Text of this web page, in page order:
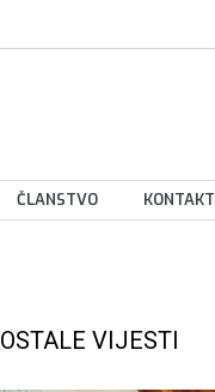
ČLANSTVO KONTAKT
OSTALE VIJESTI